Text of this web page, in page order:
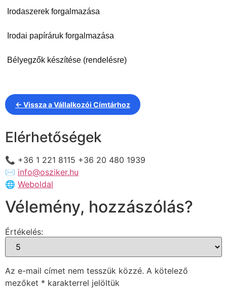
Bélyegzők készítése (rendelésre)
← Vissza a Vállalkozói Címtárhoz
Elérhetőségek
📞 +36 1 221 8115 +36 20 480 1939
✉️ info@osziker.hu
🌐 Weboldal
Vélemény, hozzászólás?
Értékelés:
Az e-mail címet nem tesszük közzé. A kötelező
mezőket * karakterrel jelöltük